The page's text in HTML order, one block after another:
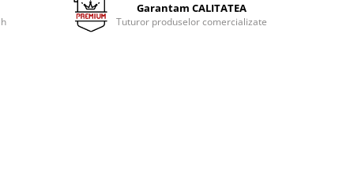
Garantam CALITATEA
Tuturor produselor comercializate